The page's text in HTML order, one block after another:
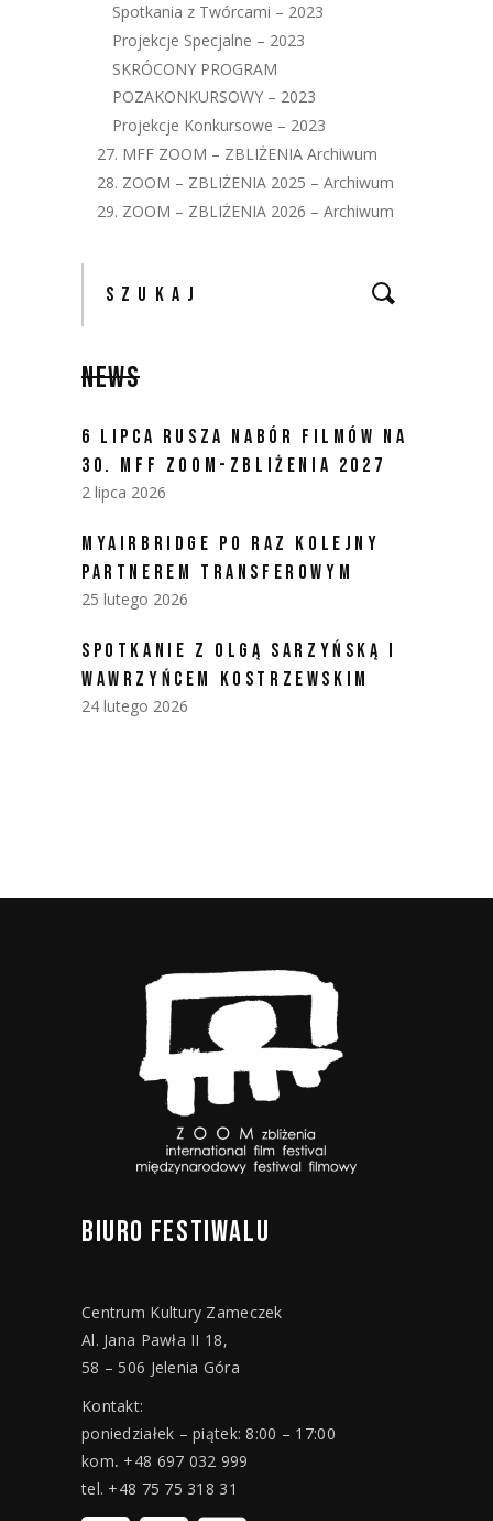
Spotkania z Twórcami – 2023
Projekcje Specjalne – 2023
SKRÓCONY PROGRAM
POZAKONKURSOWY – 2023
Projekcje Konkursowe – 2023
27. MFF ZOOM – ZBLIŻENIA Archiwum
28. ZOOM – ZBLIŻENIA 2025 – Archiwum
29. ZOOM – ZBLIŻENIA 2026 – Archiwum
NEWS
6 LIPCA RUSZA NABÓR FILMÓW NA
30. MFF ZOOM-ZBLIŻENIA 2027
2 lipca 2026
MYAIRBRIDGE PO RAZ KOLEJNY
PARTNEREM TRANSFEROWYM
25 lutego 2026
SPOTKANIE Z OLGĄ SARZYŃSKĄ I
WAWRZYŃCEM KOSTRZEWSKIM
24 lutego 2026
BIURO FESTIWALU
Centrum Kultury Zameczek
Al. Jana Pawła II 18,
58 – 506 Jelenia Góra
Kontakt:
poniedziałek – piątek: 8:00 – 17:00
kom. +48 697 032 999
tel. +48 75 75 318 31